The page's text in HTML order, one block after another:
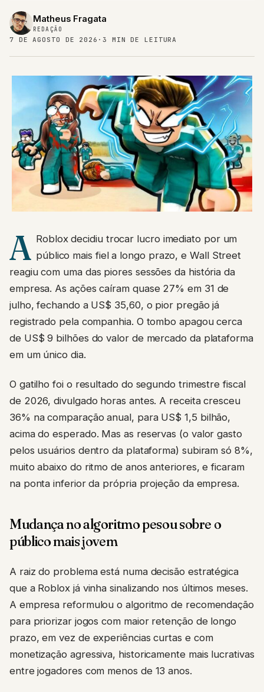
Matheus Fragata
REDAÇÃO
7 DE AGOSTO DE 2026 · 3 MIN DE LEITURA
A Roblox decidiu trocar lucro imediato por um
público mais fiel a longo prazo, e Wall Street
reagiu com uma das piores sessões da história da
empresa. As ações caíram quase 27% em 31 de
julho, fechando a US$ 35,60, o pior pregão já
registrado pela companhia. O tombo apagou cerca
de US$ 9 bilhões do valor de mercado da plataforma
em um único dia.
O gatilho foi o resultado do segundo trimestre fiscal
de 2026, divulgado horas antes. A receita cresceu
36% na comparação anual, para US$ 1,5 bilhão,
acima do esperado. Mas as reservas (o valor gasto
pelos usuários dentro da plataforma) subiram só 8%,
muito abaixo do ritmo de anos anteriores, e ficaram
na ponta inferior da própria projeção da empresa.
Mudança no algoritmo pesou sobre o
público mais jovem
A raiz do problema está numa decisão estratégica
que a Roblox já vinha sinalizando nos últimos meses.
A empresa reformulou o algoritmo de recomendação
para priorizar jogos com maior retenção de longo
prazo, em vez de experiências curtas e com
monetização agressiva, historicamente mais lucrativas
entre jogadores com menos de 13 anos.